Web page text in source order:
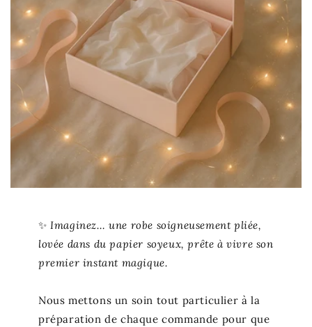
✨ Imaginez… une robe soigneusement pliée,
lovée dans du papier soyeux, prête à vivre son
premier instant magique.
Nous mettons un soin tout particulier à la
préparation de chaque commande pour que